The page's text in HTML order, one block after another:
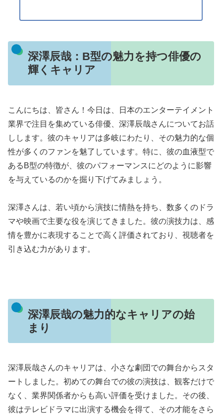
深澤辰哉：B型の魅力を持つ俳優の
輝くキャリア
こんにちは、皆さん！今日は、日本のエンターテイメント
業界で注目を集めている俳優、深澤辰哉さんについてお話
しします。彼のキャリアは多岐にわたり、その魅力的な個
性が多くのファンを魅了しています。特に、彼の血液型で
あるB型の特徴が、彼のパフォーマンスにどのように影響
を与えているのかを掘り下げてみましょう。
深澤さんは、若い頃から演技に情熱を持ち、数多くのドラ
マや映画で主要な役を演じてきました。彼の演技力は、感
情を豊かに表現することで高く評価されており、視聴者を
引き込む力があります。
深澤辰哉の魅力的なキャリアの始
まり
深澤辰哉さんのキャリアは、小さな劇団での舞台からスタ
ートしました。初めての舞台での彼の演技は、観客だけで
なく、業界関係者からも高い評価を受けました。その後、
彼はテレビドラマに出演する機会を得て、その才能をさら